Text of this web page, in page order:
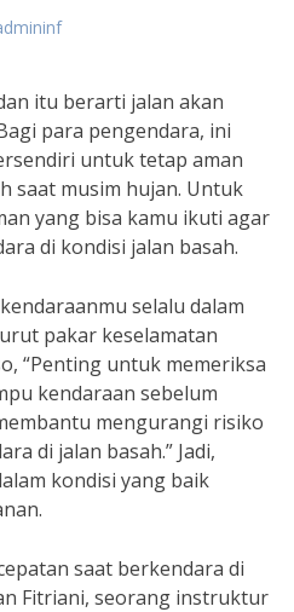
itu berarti jalan akan
para pengendara, ini
untuk tetap aman
saat musim hujan. Untuk
yang bisa kamu ikuti agar
di kondisi jalan basah.
selalu dalam
pakar keselamatan
“Penting untuk memeriksa
kendaraan sebelum
mengurangi risiko
di jalan basah.” Jadi,
kondisi yang baik
saat berkendara di
Fitriani, seorang instruktur